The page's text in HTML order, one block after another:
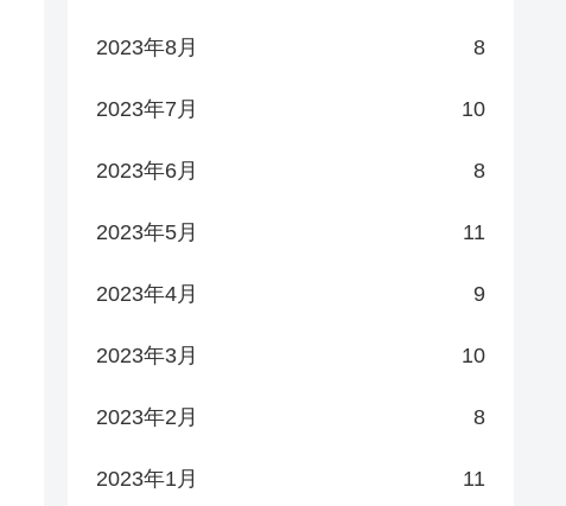
2023年8月 8
2023年7月 10
2023年6月 8
2023年5月 11
2023年4月 9
2023年3月 10
2023年2月 8
2023年1月 11